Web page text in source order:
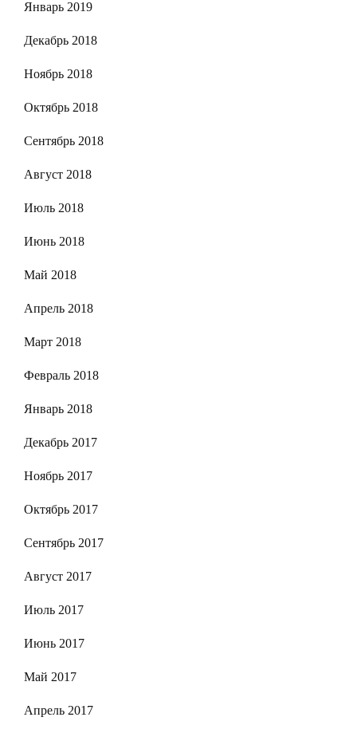
Январь 2019
Декабрь 2018
Ноябрь 2018
Октябрь 2018
Сентябрь 2018
Август 2018
Июль 2018
Июнь 2018
Май 2018
Апрель 2018
Март 2018
Февраль 2018
Январь 2018
Декабрь 2017
Ноябрь 2017
Октябрь 2017
Сентябрь 2017
Август 2017
Июль 2017
Июнь 2017
Май 2017
Апрель 2017